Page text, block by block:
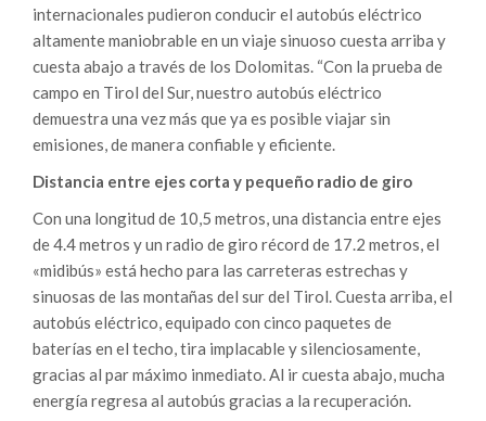
internacionales pudieron conducir el autobús eléctrico
altamente maniobrable en un viaje sinuoso cuesta arriba y
cuesta abajo a través de los Dolomitas. “Con la prueba de
campo en Tirol del Sur, nuestro autobús eléctrico
demuestra una vez más que ya es posible viajar sin
emisiones, de manera confiable y eficiente.
Distancia entre ejes corta y pequeño radio de giro
Con una longitud de 10,5 metros, una distancia entre ejes
de 4.4 metros y un radio de giro récord de 17.2 metros, el
«midibús» está hecho para las carreteras estrechas y
sinuosas de las montañas del sur del Tirol. Cuesta arriba, el
autobús eléctrico, equipado con cinco paquetes de
baterías en el techo, tira implacable y silenciosamente,
gracias al par máximo inmediato. Al ir cuesta abajo, mucha
energía regresa al autobús gracias a la recuperación.